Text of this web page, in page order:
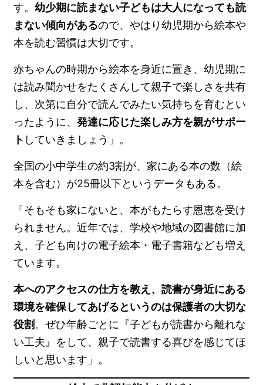
す。幼少期に読まない子どもは大人になっても読
まない傾向があるので、やはり幼児期から絵本や
本を読む習慣は大切です。
赤ちゃんの時期から絵本を身近に置き、幼児期に
は読み聞かせをたくさんして親子で楽しさを共有
し、次第に自分で読んでみたい気持ちを育むとい
ったように、発達に応じた楽しみ方を親がサポー
ト していきましょう」。
全国の小中学生の約3割が、家にある本の数（絵
本を含む）が25冊以下というデータもある。
「そもそも家にないと、本がもたらす恩恵を受け
られません。近年では、学校や地域の図書館に加
え、子ども向けの電子絵本・電子書籍なども増え
ています。
本へのアクセスの仕方を教え、読書が身近にある
環境を確保してあげるというのは保護者の大切な
役割 。ぜひ年齢ごとに『子どもが読書から離れな
い工夫』をして、親子で読書する喜びを感じてほ
しいと思います」。